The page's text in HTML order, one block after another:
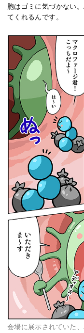
胞はゴミに気づかない
てくれるんです。
会場に展示されていた